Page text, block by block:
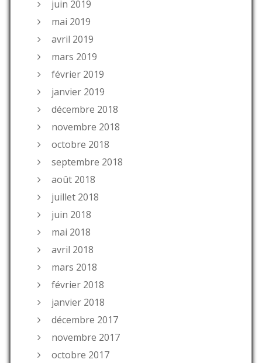
juin 2019
mai 2019
avril 2019
mars 2019
février 2019
janvier 2019
décembre 2018
novembre 2018
octobre 2018
septembre 2018
août 2018
juillet 2018
juin 2018
mai 2018
avril 2018
mars 2018
février 2018
janvier 2018
décembre 2017
novembre 2017
octobre 2017